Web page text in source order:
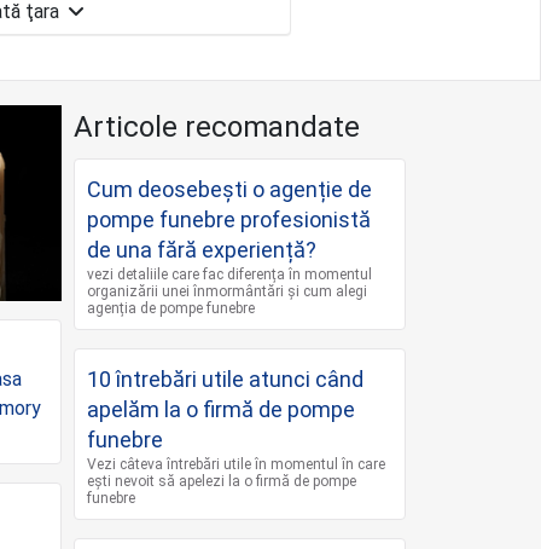
Articole recomandate
Cum deosebești o agenție de
pompe funebre profesionistă
de una fără experiență?
vezi detaliile care fac diferența în momentul
organizării unei înmormântări și cum alegi
agenția de pompe funebre
10 întrebări utile atunci când
apelăm la o firmă de pompe
funebre
Vezi câteva întrebări utile în momentul în care
ești nevoit să apelezi la o firmă de pompe
funebre